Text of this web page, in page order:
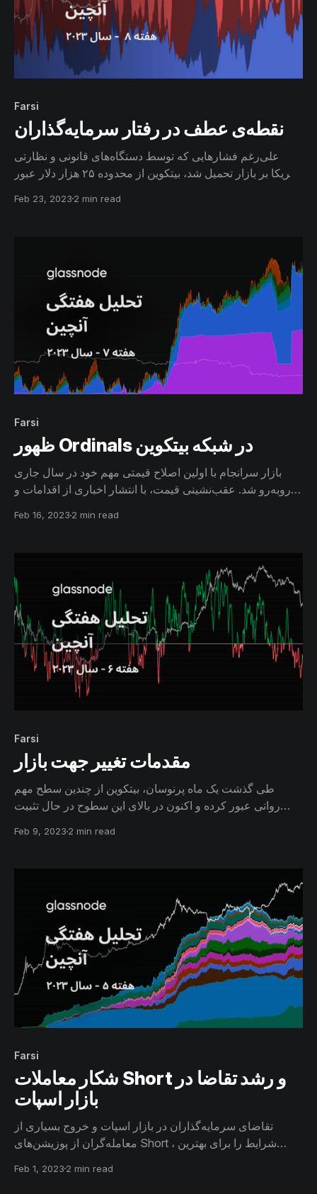
Farsi
نقطه‌ی عطف در رفتار سرمایه‌گذاران
علی‌رغم فشارهایی که توسط دستگاه‌های قانونی و نظارتی
آمریکا بر بازار تحمیل شد، بیتکوین از محدوده ۲۵ هزار دلار عبور
بیتکوین ذخیره شده است. در همین فاصله رفتار سرمایه‌گذاران
Feb 23, 2023 2 min read
Farsi
ظهور Ordinal‌s در شبکه بیتکوین
بازار سرانجام با اولین اصلاح قیمتی مهم خود در سال جاری
روبه‌رو شد. عقب‌نشینی قیمت، با انتشار اخباری از اقدامات و
Feb 16, 2023 2 min read
Farsi
مقدمات تغییر جهت بازار
طی گذشت یک ماه پرنوسان، بیتکوین از چندین سطح مهم
روانی عبور کرده و اکنون در بالای این سطوح در حال تثبیت
میانگین در موقعیت‌های سودآور قرار دارند و از این رو، به نظر
Feb 9, 2023 2 min read
Farsi
شکار معاملات Short و رشد تقاضا در
بازار اسپات
تقاضای سرمایه‌گذاران در بازار اسپات و خروج بسیاری از
معامله‌گران از پوزیشن‌های Short ، شرایط را برای بهترین
گزارش به وضعیت بیتکوین در بازار مشتقات و صرافی‌های
Feb 1, 2023 2 min read